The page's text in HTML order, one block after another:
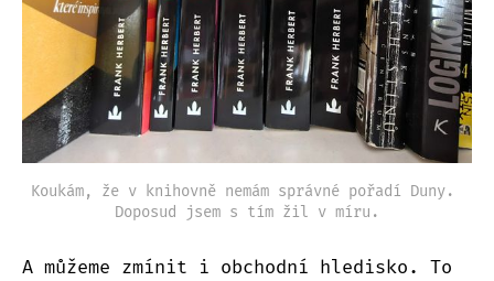
Koukám, že v knihovně nemám správné pořadí Duny.
Doposud jsem s tím žil v míru.
A můžeme zmínit i obchodní hledisko. To